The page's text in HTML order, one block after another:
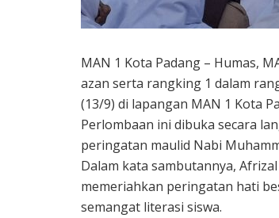
MAN 1 Kota Padang – Humas,
azan serta rangking 1 dalam
(13/9) di lapangan MAN 1 Kota
Perlombaan ini dibuka secara
peringatan maulid Nabi
Dalam kata sambutannya,
memeriahkan peringatan hati
semangat literasi siswa.